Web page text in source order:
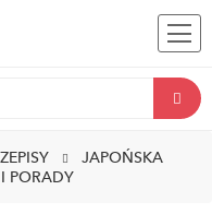
JAPOŃSKA
PORADY